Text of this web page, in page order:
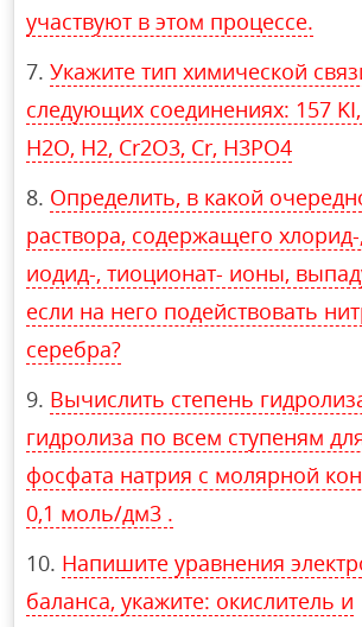
участвуют в этом процессе.
Укажите тип химической
следующих соединениях: 157 KI,
H2O, H2, Cr2O3, Cr, H3PO4
Определить, в какой
раствора, содержащего
иодид-, тиоционат- ионы,
если на него подействовать
серебра?
Вычислить степень
гидролиза по всем ступеням
фосфата натрия с молярной
0,1 моль/дм3 .
Напишите уравнения
баланса, укажите: окислитель и